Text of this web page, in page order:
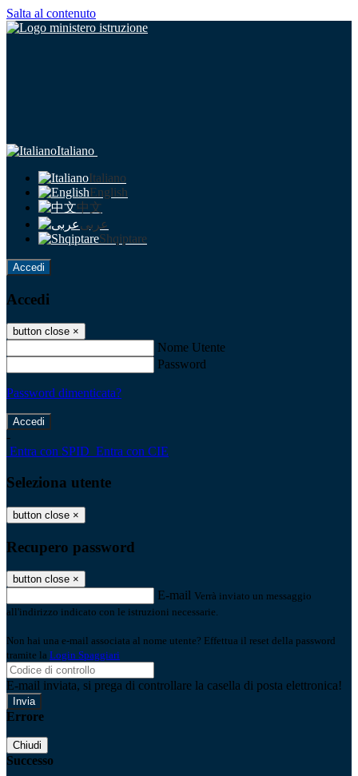
Salta al contenuto
Italiano
Italiano
English
中文
عربى
Shqiptare
Accedi
Accedi
button close ×
Nome Utente
Password
Password dimenticata?
-
Entra con SPID Entra con CIE
Seleziona utente
button close ×
Recupero password
button close ×
E-mail Verrà inviato un messaggio
all'indirizzo indicato con le istruzioni necessarie.
Non hai una e-mail associata al nome utente? Effettua il reset della password
tramite la Login Spaggiari
E-mail inviata, si prega di controllare la casella di posta elettronica!
Errore
Chiudi
Successo